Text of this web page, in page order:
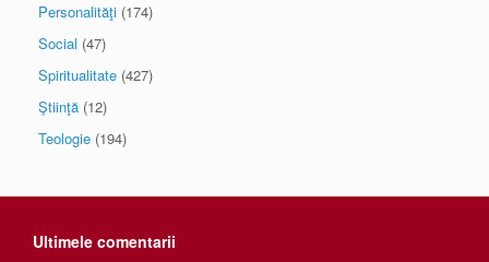
Personalităţi (174)
Social (47)
Spiritualitate (427)
Ştiinţă (12)
Teologie (194)
Ultimele comentarii